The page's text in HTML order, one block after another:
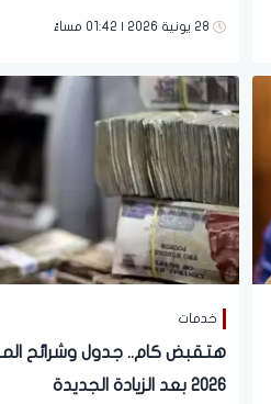
28 يونية 2026 | 01:42 مساءً
خدمات
هتقبض كام.. جدول وشرائح
2026 بعد الزيادة الجديدة